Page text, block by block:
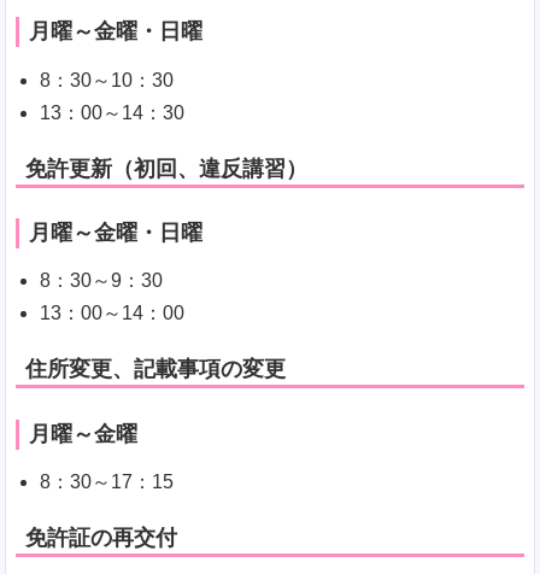
月曜～金曜・日曜
8：30～10：30
13：00～14：30
免許更新（初回、違反講習）
月曜～金曜・日曜
8：30～9：30
13：00～14：00
住所変更、記載事項の変更
月曜～金曜
8：30～17：15
免許証の再交付